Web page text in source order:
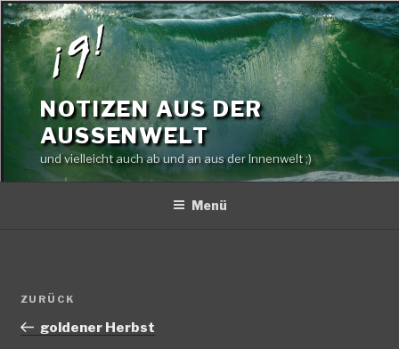
Zum
Inhalt
springen
NOTIZEN AUS DER
AUSSENWELT
und vielleicht auch ab und an aus der Innenwelt ;)
Menü
Beitragsnavigation
Vorheriger
Beitrag
ZURÜCK
goldener Herbst